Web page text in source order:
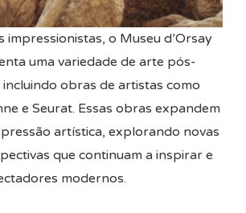
impressionistas, o Museu d’Orsay
uma variedade de arte pós-
obras de artistas como
e Seurat. Essas obras expandem
artística, explorando novas
que continuam a inspirar e
modernos.